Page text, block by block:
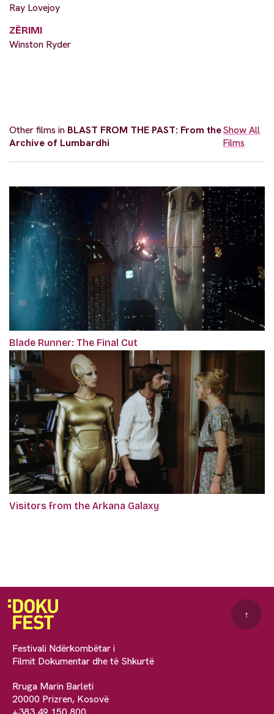
Ray Lovejoy
ZËRIMI
Winston Ryder
Other films in BLAST FROM THE PAST: From the
Archive of Lumbardhi
Show All
Films
Blade Runner: The Final Cut
Visitors from the Arkana Galaxy
Festivali Ndërkombëtar i
Filmit Dokumentar dhe të Shkurtë
Rruga Marin Barleti
20000 Prizren, Kosovë
↑